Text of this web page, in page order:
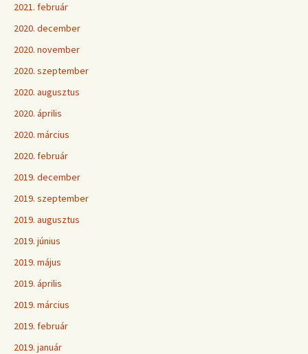
2021. február
2020. december
2020. november
2020. szeptember
2020. augusztus
2020. április
2020. március
2020. február
2019. december
2019. szeptember
2019. augusztus
2019. június
2019. május
2019. április
2019. március
2019. február
2019. január